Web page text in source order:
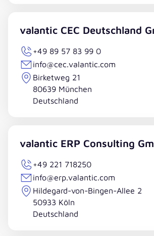
valantic CEC Deutschland
+49 89 57 83 99 0
info@cec.valantic.com
Birketweg 21
80639 München
Deutschland
valantic ERP Consulting
+49 221 718250
info@erp.valantic.com
Hildegard-von-Bingen-Allee 2
50933 Köln
Deutschland